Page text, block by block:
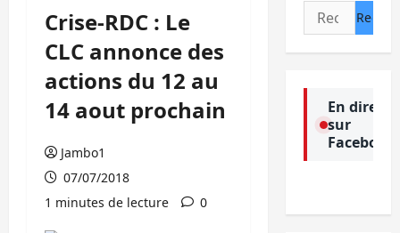
Crise-RDC : Le
CLC annonce des
actions du 12 au
14 aout prochain
Jambo1
07/07/2018
1 minutes de lecture
0
Rechercher :
En direct
sur
Facebook